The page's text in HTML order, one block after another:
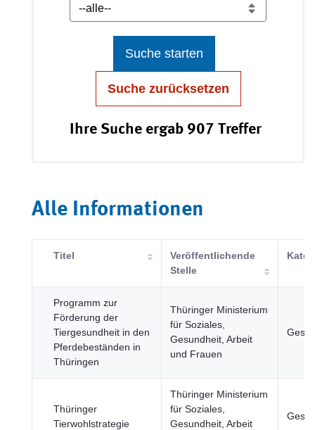
Suche starten
Suche zurücksetzen
Ihre Suche ergab 907 Treffer
Alle Informationen
Titel
Veröffentlichende
Stelle
Programm zur
Förderung der
Tiergesundheit in den
Pferdebeständen in
Thüringen
Thüringer Ministerium
für Soziales,
Gesundheit, Arbeit
und Frauen
Thüringer
Tierwohlstrategie
Thüringer Ministerium
für Soziales,
Gesundheit, Arbeit